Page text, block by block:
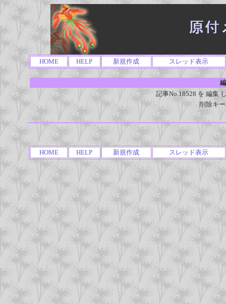
HOME HELP 新規作成 スレッド表示
記事No.18528 を 編集
削除キ
HOME HELP 新規作成 スレッド表示